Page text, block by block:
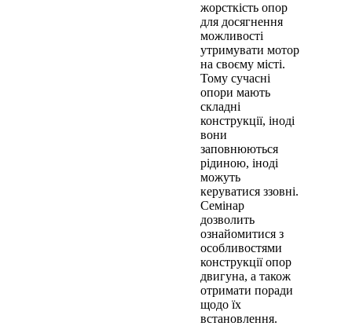
жорсткість опор
для досягнення
можливості
утримувати мотор
на своєму місті.
Тому сучасні
опори мають
складні
конструкції, іноді
вони
заповнюються
рідиною, іноді
можуть
керуватися ззовні.
Семінар
дозволить
ознайомитися з
особливостями
конструкції опор
двигуна, а також
отримати поради
щодо їх
встановлення.